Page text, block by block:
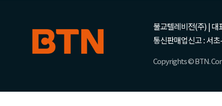
불교텔레비전(주) | 대
통신판매업신고 : 서
Copyrights © BTN.